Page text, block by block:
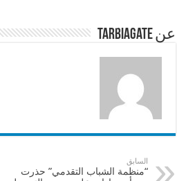
o
k
p
عن tarbiagate
السابق
“منظمة الشباب التقدمي” حذرت